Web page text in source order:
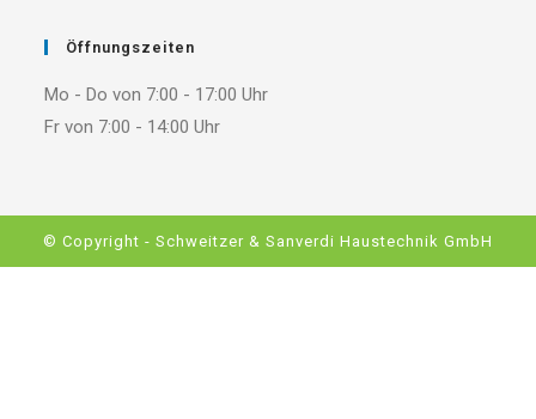
Öffnungszeiten
Mo - Do von 7:00 - 17:00 Uhr
Fr von 7:00 - 14:00 Uhr
© Copyright - Schweitzer & Sanverdi Haustechnik GmbH